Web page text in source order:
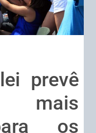
prevê
mais
os